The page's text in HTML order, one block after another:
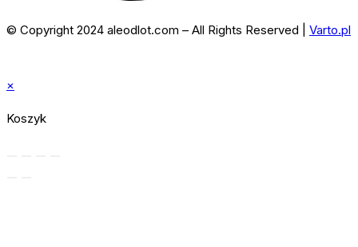
© Copyright 2024 aleodlot.com – All Rights Reserved | Varto.pl
×
Koszyk